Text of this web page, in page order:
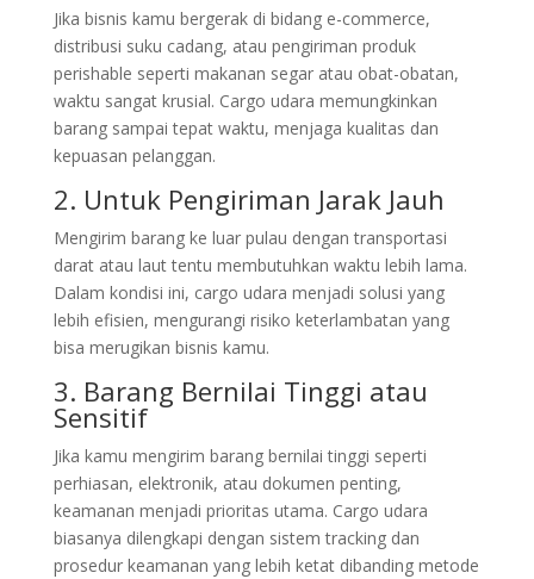
Jika bisnis kamu bergerak di bidang e-commerce,
distribusi suku cadang, atau pengiriman produk
perishable seperti makanan segar atau obat-obatan,
waktu sangat krusial. Cargo udara memungkinkan
barang sampai tepat waktu, menjaga kualitas dan
kepuasan pelanggan.
2. Untuk Pengiriman Jarak Jauh
Mengirim barang ke luar pulau dengan transportasi
darat atau laut tentu membutuhkan waktu lebih lama.
Dalam kondisi ini, cargo udara menjadi solusi yang
lebih efisien, mengurangi risiko keterlambatan yang
bisa merugikan bisnis kamu.
3. Barang Bernilai Tinggi atau
Sensitif
Jika kamu mengirim barang bernilai tinggi seperti
perhiasan, elektronik, atau dokumen penting,
keamanan menjadi prioritas utama. Cargo udara
biasanya dilengkapi dengan sistem tracking dan
prosedur keamanan yang lebih ketat dibanding metode